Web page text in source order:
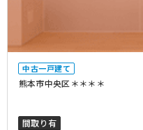
中古一戸建て
熊本市中央区＊＊＊＊
間取り有